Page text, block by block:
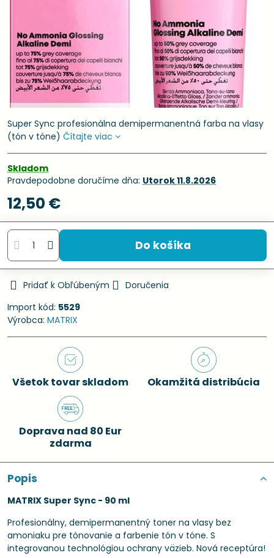
Super Sync profesionálna demipermanentná farba na vlasy
(tón v tóne) Čítajte viac
Skladom
Pravdepodobne doručíme dňa: Utorok11.8.2026
12,50 €
Do košíka
Pridať k Obľúbeným
Doručenia
Import kód: 5529
Výrobca: MATRIX
Všetok tovar skladom Okamžitá distribúcia
Doprava nad 80 Eur
zdarma
Popis
MATRIX Super Sync - 90 ml
Profesionálny, demipermanentný toner na vlasy bez
amoniaku pre tónovanie a farbenie tón v tóne. S
integrovanou technológiou ochrany väzieb. Nová receptúra!